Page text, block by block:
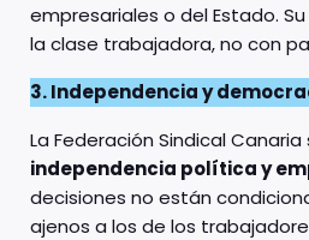
empresariales o del Estado.
la clase trabajadora, no con
3. Independencia y
La Federación Sindical
independencia política y
decisiones no están
ajenos a los de los